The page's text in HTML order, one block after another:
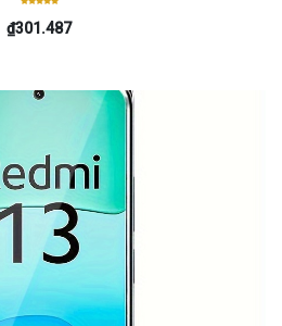
₫301.487